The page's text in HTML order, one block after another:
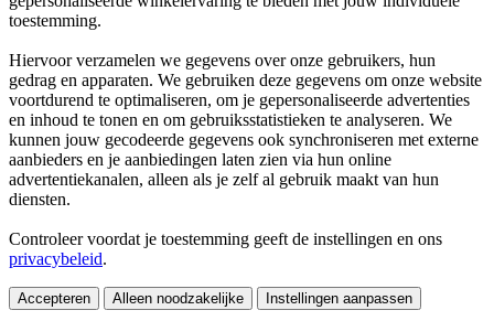
toestemming.
Hiervoor verzamelen we gegevens over onze gebruikers, hun
gedrag en apparaten. We gebruiken deze gegevens om onze website
voortdurend te optimaliseren, om je gepersonaliseerde advertenties
en inhoud te tonen en om gebruiksstatistieken te analyseren. We
kunnen jouw gecodeerde gegevens ook synchroniseren met externe
aanbieders en je aanbiedingen laten zien via hun online
advertentiekanalen, alleen als je zelf al gebruik maakt van hun
diensten.
Controleer voordat je toestemming geeft de instellingen en ons
privacybeleid.
Accepteren Alleen noodzakelijke Instellingen aanpassen